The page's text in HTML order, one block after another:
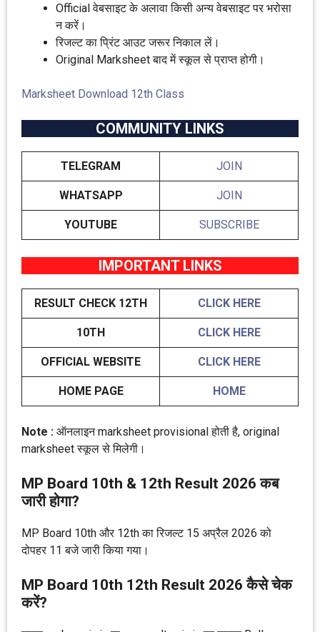
Official वेबसाइट के अलावा किसी अन्य वेबसाइट पर भरोसा
न करें।
रिजल्ट का प्रिंट आउट जरूर निकाल लें।
Original Marksheet बाद में स्कूल से प्राप्त होगी।
Marksheet Download 12th Class
COMMUNITY LINKS
TELEGRAM JOIN
WHATSAPP JOIN
YOUTUBE SUBSCRIBE
IMPORTANT LINKS
RESULT CHECK 12TH CLICK HERE
10TH CLICK HERE
OFFICIAL WEBSITE CLICK HERE
HOME PAGE HOME
Note : ऑनलाइन marksheet provisional होती है, original
marksheet स्कूल से मिलेगी।
MP Board 10th & 12th Result 2026 कब
जारी होगा?
MP Board 10th और 12th का रिजल्ट 15 अप्रैल 2026 को
दोपहर 11 बजे जारी किया गया।
MP Board 10th 12th Result 2026 कैसे चेक
करें?